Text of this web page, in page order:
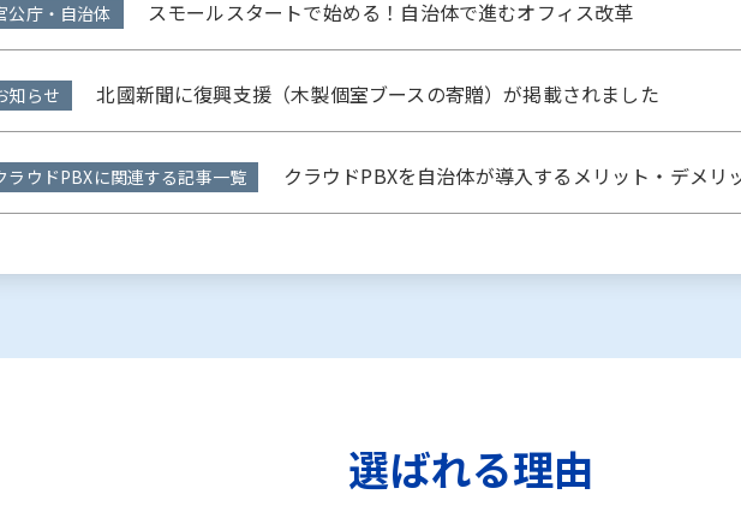
公庁・自治体 スモールスタートで始める！自治体で進むオフィス改革
知らせ 北國新聞に復興支援（木製個室ブースの寄贈）が掲載されました
ラウドPBXに関連する記事一覧 クラウドPBXを自治体が導入するメリット・デメリ
選ばれる理由